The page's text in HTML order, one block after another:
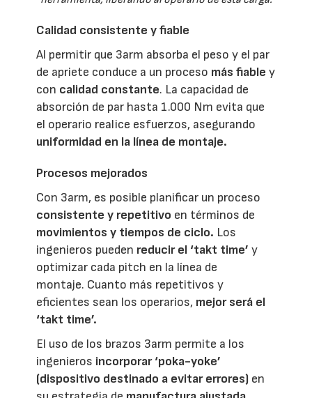
Calidad consistente y fiable
Al permitir que 3arm absorba el peso y el par
de apriete conduce a un proceso más fiabley
con calidad constante. La capacidad de
absorción de par hasta 1.000 Nm evita que
el operario realice esfuerzos, asegurando
uniformidad en la línea de montaje.
Procesos mejorados
Con 3arm, es posible planificar un proceso
consistente y repetitivo en términos de
movimientos y tiempos de ciclo. Los
ingenieros pueden reducir el ‘takt time’ y
optimizar cada pitch en la línea de
montaje. Cuanto más repetitivos y
eficientes sean los operarios, mejor será el
‘takt time’.
El uso de los brazos 3arm permite a los
ingenieros incorporar ‘poka-yoke’
(dispositivo destinado a evitar errores) en